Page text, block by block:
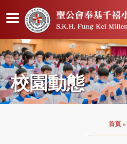
校園動態
首頁 »